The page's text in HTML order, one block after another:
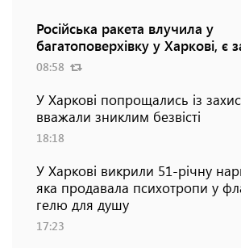
Російська ракета влучила у
багатоповерхівку у Харкові, є
08:58
У Харкові попрощались із
вважали зниклим безвісті
18:18
У Харкові викрили 51-річну
яка продавала психотропи у
гелю для душу
17:23